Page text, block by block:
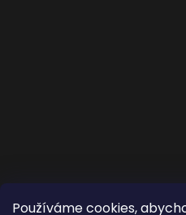
Používáme cookies,